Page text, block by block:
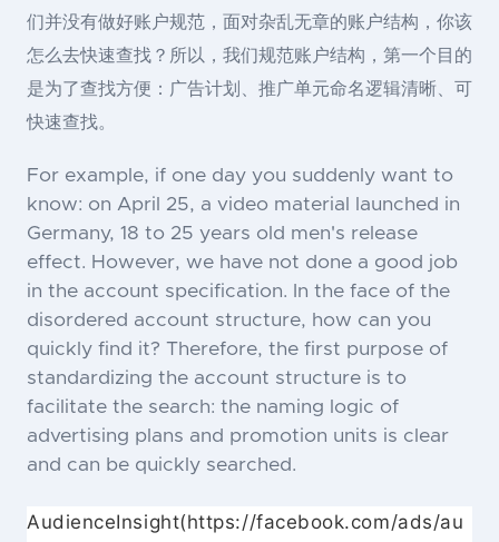
们并没有做好账户规范，面对杂乱无章的账户结构，你该
怎么去快速查找？所以，我们规范账户结构，第一个目的
是为了查找方便：广告计划、推广单元命名逻辑清晰、可
快速查找。
For example, if one day you suddenly want to
know: on April 25, a video material launched in
Germany, 18 to 25 years old men's release
effect. However, we have not done a good job
in the account specification. In the face of the
disordered account structure, how can you
quickly find it? Therefore, the first purpose of
standardizing the account structure is to
facilitate the search: the naming logic of
advertising plans and promotion units is clear
and can be quickly searched.
AudienceInsight(https://facebook.com/ads/au